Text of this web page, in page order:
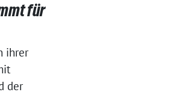
für
ihrer
der